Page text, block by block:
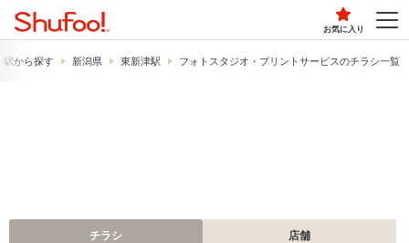
お気に入り
駅から探す 新潟県 東新津駅 フォトスタジオ・プリントサービスのチラシ一覧
チラシ 店舗